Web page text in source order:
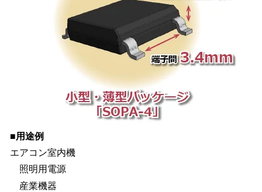
■用途例
エアコン室内機
照明用電源
産業機器